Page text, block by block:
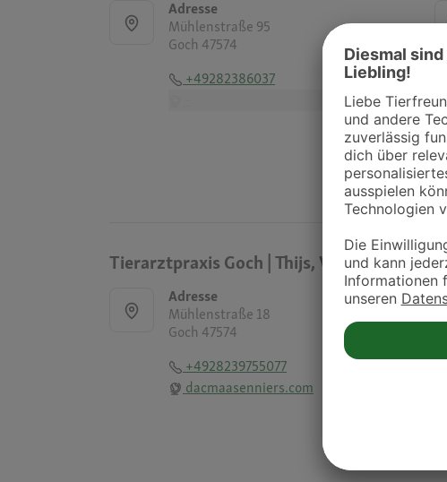
Adresse
Mühlenstraße 95
Goch 47574
+49282386037
Tierarztpraxis Goch | Thijs, Voncken und
Adresse
Mühlenstraße 18
Goch 47574
+4928239755077
dacmaasenniers.com